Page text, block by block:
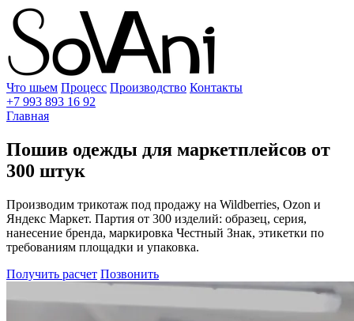
Что шьем Процесс Производство Контакты
+7 993 893 16 92
Главная
Пошив одежды для маркетплейсов от
300 штук
Производим трикотаж под продажу на Wildberries, Ozon и
Яндекс Маркет. Партия от 300 изделий: образец, серия,
нанесение бренда, маркировка Честный Знак, этикетки по
требованиям площадки и упаковка.
Получить расчет Позвонить